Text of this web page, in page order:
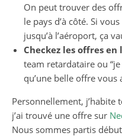
On peut trouver des
le pays d’à côté. Si
jusqu’à l’aéroport, ça
Checkez les offres
team retardataire ou “je
qu’une belle offre vous
Personnellement,
j’ai trouvé une offre sur
Nous sommes partis